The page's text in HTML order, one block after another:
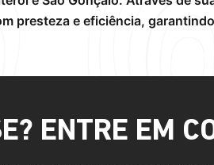
presteza e eficiência,
ENTRE EM